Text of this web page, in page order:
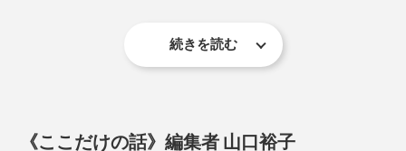
輸入品の中には、一部品質に不安があるものが存在する
続きを読む
《ここだけの話》編集者 山口裕子